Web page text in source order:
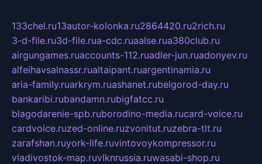
133chel.ru13autor-kolonka.ru2864420.ru2rich.ru
3-d-file.ru3d-file.rua-cdc.ruaalse.rua380club.ru
airgungames.ruaccounts-112.ruadler-jun.ruadonyev.ru
alfeihavsalnassr.rualtaipant.ruargentinamia.ru
aria-family.ruarkrym.ruashanet.rubelgorod-day.ru
bankaribi.rubandamn.rubigfatcc.ru
blagodarenie-spb.ruborodino-media.rucard-voice.ru
cardvoice.ruzed-online.ruzvonitut.ruzebra-tlt.ru
zarafshan.ruyork-life.ruvintovoykompressor.ru
vladivostok-map.ruvlknrussia.ruwasabi-shop.ru